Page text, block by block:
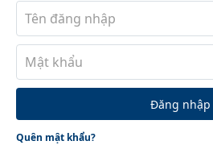
Đăng nhập
Quên mật khẩu?